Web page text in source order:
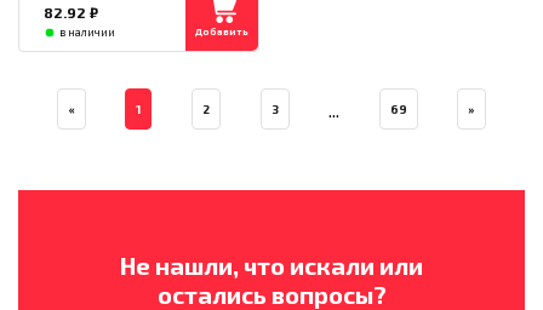
82.92 ₽
в наличии Добавить
« 1 2 3 69 »
Не нашли, что искали или
остались вопросы?